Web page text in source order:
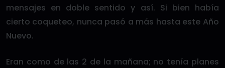
mensajes en doble sentido y así. Si bien había
cierto coqueteo, nunca pasó a más hasta este Año
Nuevo.
Eran como de las 2 de la mañana; no tenía planes